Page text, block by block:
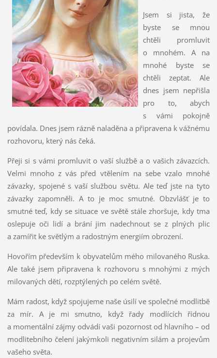
Jsem si jista, že
byste se mnou
chtěli promluvit
o mnohém. A na
mnohé byste se
chtěli zeptat. Ale
dnes jsem nepřišla
pro to, abych
s vámi pokojně
povídala. Dnes jsem rázně naladěna a připravena k vážnému
rozhovoru, který nás čeká.
Přeji si s vámi promluvit o vaší službě a o vašich závazcích.
Velmi mnoho z vás před vtělením na sebe vzalo mnohé
závazky, spojené s vaší službou světu. Ale teď jste na tyto
závazky zapomněli. A to je moc smutné. Obzvlášť je to
smutné teď, kdy se situace ve světě stále zhoršuje, kdy tma
oslepuje oči lidí a brání jim nadechnout se z plných plic
a zamířit ke světlým a radostným energiím obrození.
Hovořím především k obyvatelům mého milovaného Ruska.
Ale také jsem připravena k rozhovoru s mnohými z mých
milovaných dětí, rozptýlených po celém světě.
Mám radost, když spojujeme naše úsilí ve společné modlitbě
za mír. A je mi smutno, když řady modlících řídnou
a momentální zájmy odvádí vaši pozornost od hlavního – od
modlitebního čelení jakýmkoli negativním silám a projevům
vašeho světa.